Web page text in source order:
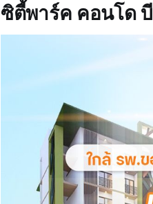
ซิตี้พาร์ค คอนโด บี